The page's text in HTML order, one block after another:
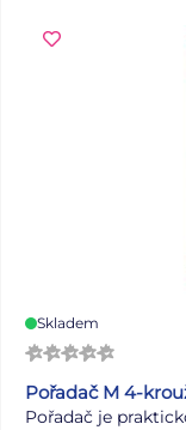
Skladem
Pořadač M 4-
Pořadač je